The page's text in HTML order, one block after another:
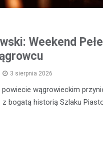
Weekend
3 sierpnia 2026
wągrowieckim
bogatą historią Szlaku